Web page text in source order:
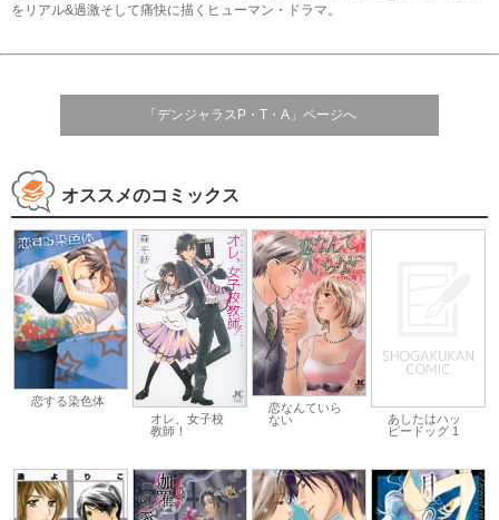
をリアル&過激そして痛快に描くヒューマン・ドラマ。
「デンジャラスP・T・A」ページへ
オススメのコミックス
恋する染色体
オレ、女子校
教師！
恋なんていら
ない
あしたはハッ
ピードッグ 1